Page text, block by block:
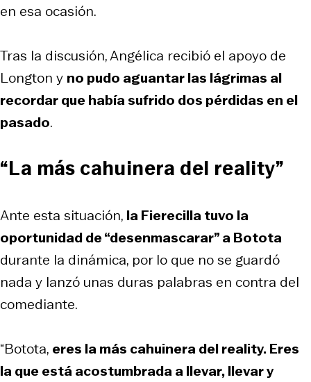
en esa ocasión.
Tras la discusión, Angélica recibió el apoyo de
Longton y no pudo aguantar las lágrimas al
recordar que había sufrido dos pérdidas en el
pasado.
“La más cahuinera del reality”
Ante esta situación, la Fierecilla tuvo la
oportunidad de “desenmascarar” a Botota
durante la dinámica, por lo que no se guardó
nada y lanzó unas duras palabras en contra del
comediante.
“Botota, eres la más cahuinera del reality. Eres
la que está acostumbrada a llevar, llevar y